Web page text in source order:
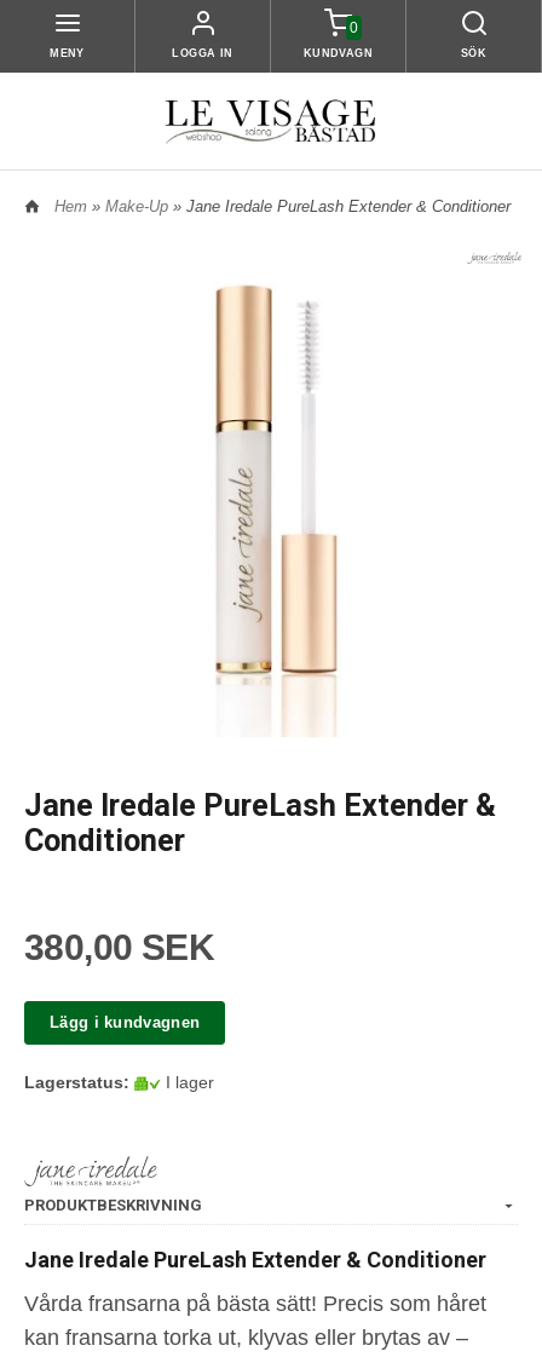
MENY LOGGA IN
0
KUNDVAGN SÖK
Hem » Make-Up » Jane Iredale PureLash Extender & Conditioner
Jane Iredale PureLash Extender &
Conditioner
380,00 SEK
Lägg i kundvagnen
Lagerstatus: I lager
PRODUKTBESKRIVNING
Jane Iredale PureLash Extender & Conditioner
Vårda fransarna på bästa sätt! Precis som håret
kan fransarna torka ut, klyvas eller brytas av –